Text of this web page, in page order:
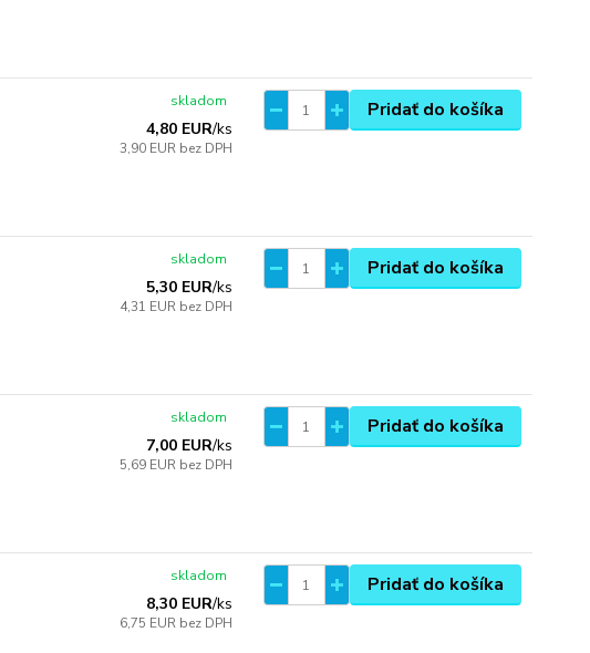
4,80 EUR/ks
3,90 EUR bez DPH
skladom Pridať do košíka
5,30 EUR/ks
4,31 EUR bez DPH
skladom Pridať do košíka
7,00 EUR/ks
5,69 EUR bez DPH
skladom Pridať do košíka
8,30 EUR/ks
6,75 EUR bez DPH
skladom Pridať do košíka